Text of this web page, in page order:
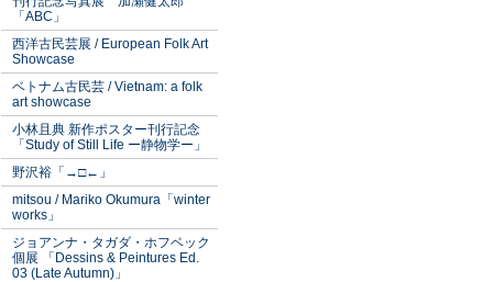
「ABC」
西洋古民芸展 / European Folk Art
Showcase
ベトナム古民芸 / Vietnam: a folk
art showcase
小林且典 新作ポスター刊行記念
「Study of Still Life ー静物学ー」
野沢裕「→□←」
mitsou / Mariko Okumura「winter
works」
ジョアンナ・タガダ・ホフベック
個展 「Dessins & Peintures Ed.
03 (Late Autumn)」